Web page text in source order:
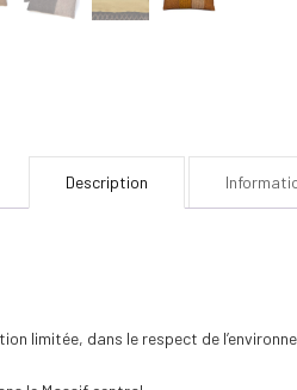
Description
limitée, dans le respect de